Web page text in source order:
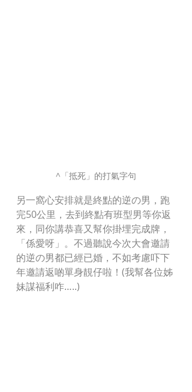
^「抵死」的打氣字句
另一窩心安排就是終點的逆の男，跑
完50公里，去到終點有班型男等你返
來，同你講恭喜又幫你掛埋完成牌，
「係愛呀」。不過聽說今次大會邀請
的逆の男都已經已婚，不如考慮吓下
年邀請返啲單身靚仔啦！(我幫各位姊
妹謀福利咋…..)